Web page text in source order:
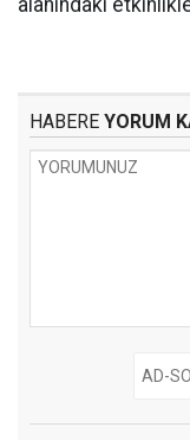
alanındaki
HABERE YORUM